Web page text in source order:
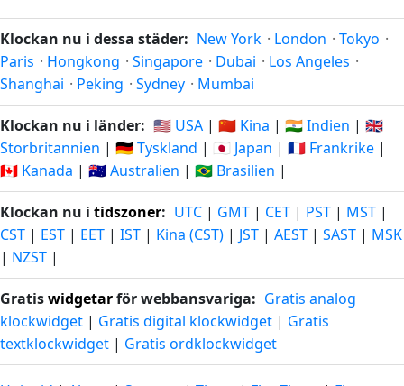
Klockan nu i dessa städer: New York · London · Tokyo ·
Paris · Hongkong · Singapore · Dubai · Los Angeles ·
Shanghai · Peking · Sydney · Mumbai
Klockan nu i länder: 🇺🇸 USA | 🇨🇳 Kina | 🇮🇳 Indien | 🇬🇧
Storbritannien | 🇩🇪 Tyskland | 🇯🇵 Japan | 🇫🇷 Frankrike |
🇨🇦 Kanada | 🇦🇺 Australien | 🇧🇷 Brasilien |
Klockan nu i tidszoner: UTC | GMT | CET | PST | MST |
CST | EST | EET | IST | Kina (CST) | JST | AEST | SAST | MSK
| NZST |
Gratiswidgetarför webbansvariga: Gratis analog
klockwidget | Gratis digital klockwidget | Gratis
textklockwidget | Gratis ordklockwidget